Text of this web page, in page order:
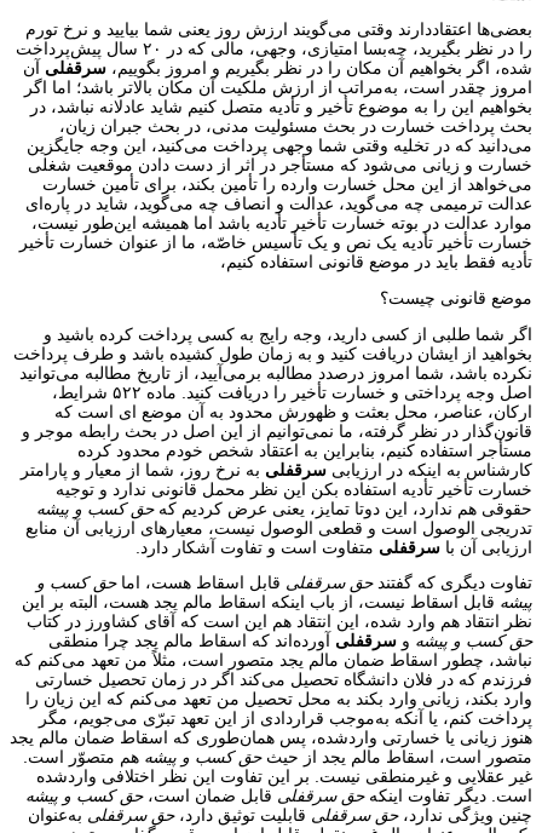
بعضی‌ها اعتقاددارند وقتی می‌گویند ارزش روز یعنی شما بیایید و نرخ تورم
را در نظر بگیرید، چه‌بسا امتیازی، وجهی، مالی که در ۲۰ سال پیش‌پرداخت
شده، اگر بخواهیم آن مکان را در نظر بگیریم و امروز بگوییم، سرقفلی آن
امروز چقدر است، به‌مراتب از ارزش ملکیت آن مکان بالاتر باشد؛ اما اگر
بخواهیم این را به موضوع تأخیر و تأدیه متصل کنیم شاید عادلانه نباشد، در
بحث پرداخت خسارت در بحث مسئولیت مدنی، در بحث جبران زیان،
می‌دانید که در تخلیه وقتی شما وجهی پرداخت می‌کنید، این وجه جایگزین
خسارت و زیانی می‌شود که مستأجر در اثر از دست دادن موقعیت شغلی
می‌خواهد از این محل خسارت وارده را تأمین بکند، برای تأمین خسارت
عدالت ترمیمی چه می‌گوید، عدالت و انصاف چه می‌گوید، شاید در پاره‌ای
موارد عدالت در بوته خسارت تأخیر تأدیه باشد اما همیشه این‌طور نیست،
خسارت تأخیر تأدیه یک نص و یک تأسیس خاصّه، ما از عنوان خسارت تأخیر
تأدیه فقط باید در موضع قانونی استفاده کنیم،
موضع قانونی چیست؟
اگر شما طلبی از کسی دارید، وجه رایج به کسی پرداخت کرده باشید و
بخواهید از ایشان دریافت کنید و به زمان طول کشیده باشد و طرف پرداخت
نکرده باشد، شما امروز درصدد مطالبه برمی‌آیید، از تاریخ مطالبه می‌توانید
اصل وجه پرداختی و خسارت تأخیر را دریافت کنید. ماده ۵۲۲ شرایط،
ارکان، عناصر، محل بعثت و ظهورش محدود به آن موضع ای است که
قانون‌گذار در نظر گرفته، ما نمی‌توانیم از این اصل در بحث رابطه موجر و
مستأجر استفاده کنیم، بنابراین به اعتقاد شخص خودم محدود کرده
کارشناس به اینکه در ارزیابی سرقفلی به نرخ روز، شما از معیار و پارامتر
خسارت تأخیر تأدیه استفاده بکن این نظر محمل قانونی ندارد و توجیه
حقوقی هم ندارد، این دوتا تمایز، یعنی عرض کردیم کهحق کسب و پیشه
تدریجی الوصول است و قطعی الوصول نیست، معیارهای ارزیابی آن منابع
ارزیابی آن با سرقفلی متفاوت است و تفاوت آشکار دارد.
تفاوت دیگری که گفتندحق سرقفلی قابل اسقاط هست، اماحق کسب و
پیشه قابل اسقاط نیست، از باب اینکه اسقاط مالم یجد هست، البته بر این
نظر انتقاد هم وارد شده، این انتقاد هم این است که آقای کشاورز در کتاب
حق کسب و پیشه و سرقفلی
آورده‌اند که اسقاط مالم یجد چرا منطقی
نباشد، چطور اسقاط ضمان مالم یجد متصور است، مثلاً من تعهد می‌کنم که
فرزندم که در فلان دانشگاه تحصیل می‌کند اگر در زمان تحصیل خسارتی
وارد بکند، زیانی وارد بکند به محل تحصیل من تعهد می‌کنم که این زیان را
پرداخت کنم، یا آنکه به‌موجب قراردادی از این تعهد تبرّی می‌جویم، مگر
هنوز زیانی یا خسارتی واردشده، پس همان‌طوری که اسقاط ضمان مالم یجد
متصور است، اسقاط مالم یجد از حیثحق کسب و پیشه هم متصوّر است.
غیر عقلایی و غیرمنطقی نیست. بر این تفاوت این نظر اختلافی واردشده
است. دیگر تفاوت اینکهحق سرقفلی قابل ضمان است،حق کسب و پیشه
چنین ویژگی ندارد،حق سرقفلی قابلیت توثیق دارد،حق سرقفلی به‌عنوان